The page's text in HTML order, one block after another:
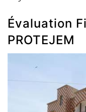
Évaluation
PROTEJEM